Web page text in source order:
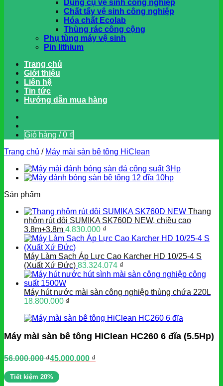
Dụng cụ vệ sinh công nghiệp
Chất tẩy vệ sinh công nghiệp
Hóa chất Ecolab
Thùng rác công cộng
Phụ tùng máy vệ sinh
Pin lithium
Trang chủ
Giới thiệu
Liên hệ
Tin tức
Hướng dẫn mua hàng
Giỏ hàng /0 ₫
Trang chủ / Máy mài sàn bê tông HiClean
Sản phẩm
Thang
nhôm rút đôi SUMIKA SK760D NEW, chiều cao
3.8m+3.8m 4.830.000 ₫
Máy Làm Sạch Áp Lực Cao Karcher HD 10/25-4 S
(Xuất Xứ Đức) 83.324.074 ₫
Máy hút nước mài sàn công nghiệp thùng chứa 220L
18.800.000 ₫
Máy mài sàn bê tông HiClean HC260 6 đĩa (5.5Hp)
56.000.000₫
Giá
gốc
là:
45.000.000 ₫
Giá
hiện
tạiTiết kiệm 20%